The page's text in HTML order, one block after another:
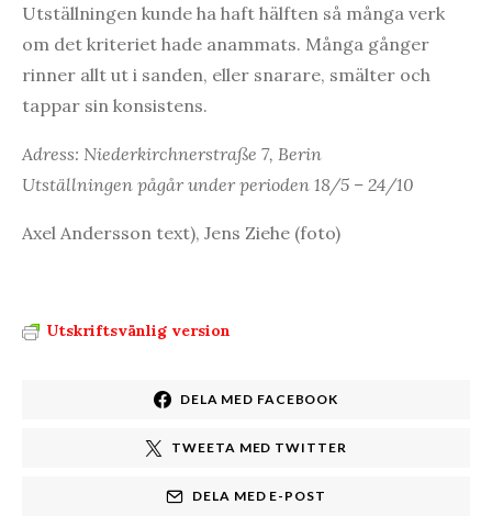
Utställningen kunde ha haft hälften så många verk
om det kriteriet hade anammats. Många gånger
rinner allt ut i sanden, eller snarare, smälter och
tappar sin konsistens.
Adress: Niederkirchnerstraße 7, Berin
Utställningen pågår under perioden 18/5 – 24/10
Axel Andersson text), Jens Ziehe (foto)
Utskriftsvänlig version
DELA MED FACEBOOK
TWEETA MED TWITTER
DELA MED E-POST